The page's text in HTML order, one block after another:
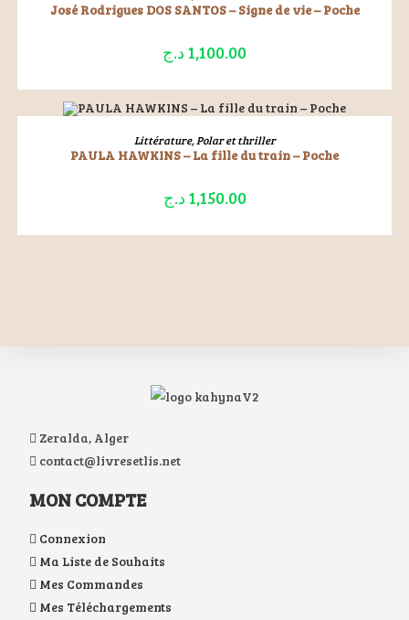
José Rodrigues DOS SANTOS – Signe de vie – Poche
1,100.00 د.ج
LIRE LA SUITE
Littérature,Polar et thriller
PAULA HAWKINS – La fille du train – Poche
1,150.00 د.ج
Zeralda, Alger
contact@livresetlis.net
MON COMPTE
Connexion
Ma Liste de Souhaits
Mes Commandes
Mes Téléchargements